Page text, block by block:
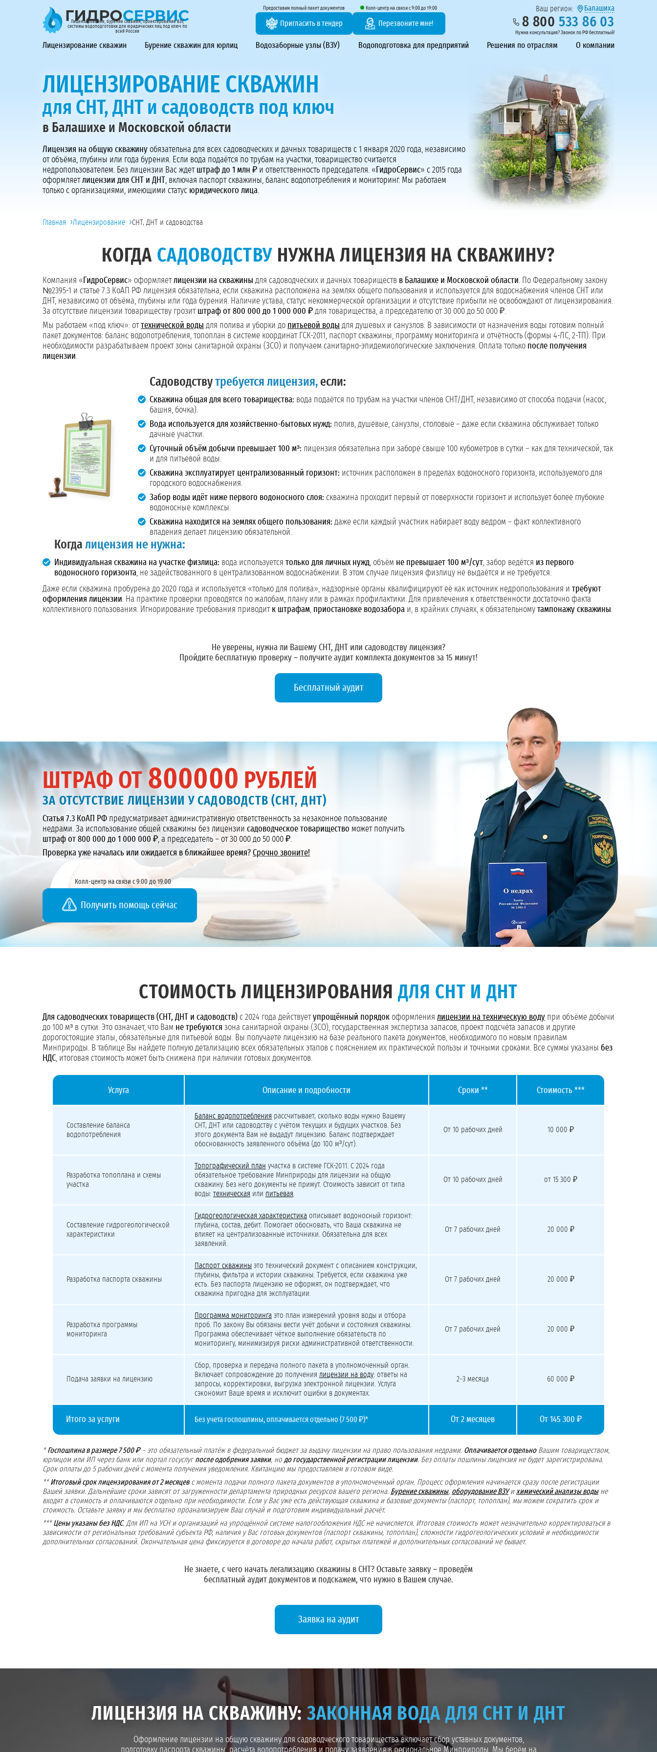
Лицензирование, бурение скважин, проектирование ВЗУ,
системы водоподготовки для юридических лиц под ключ по
всей России
Предоставим полный пакет документов
Пригласить в тендер
Колл-центр на связи с 9:00 до 19:00
Перезвоните мне!
Ваш регион: Балашиха
8 800 533 86 03
Нужна консультация? Звонок по РФ бесплатный!
ГидроСервис - лицензирование, бурение скважин, проектирование ВЗУ, системы водоподготовки
Лицензирование скважин Бурение скважин для юрлиц Водозаборные узлы (ВЗУ) Водоподготовка для предприятий Решения по отраслям О компании
ЛИЦЕНЗИРОВАНИЕ СКВАЖИН
для СНТ, ДНТ и садоводств под ключ
в Балашихе и Московской области
Лицензия на общую скважину обязательна для всех садоводческих и дачных товариществ с 1 января 2020 года, независимо
от объёма, глубины или года бурения. Если вода подаётся по трубам на участки, товарищество считается
недропользователем. Без лицензии Вас ждет штраф до 1 млн ₽ и ответственность председателя. « ГидроСервис» с 2015 года
оформляетлицензии для СНТ и ДНТ , включая паспорт скважины, баланс водопотребления и мониторинг. Мы работаем
только с организациями, имеющими статус юридического лица.
Пригласить в тендер
Колл-центр на связи с 9:00 до 19:00
Перезвоните нам
Главная ›Лицензирование ›СНТ, ДНТ и садоводства
КОГДА САДОВОДСТВУ НУЖНА ЛИЦЕНЗИЯ НА СКВАЖИНУ?
Компания « ГидроСервис» оформляетлицензии на скважины для садоводческих и дачных товариществ в Балашихе и Московской области. По Федеральному закону
№2395-1 и статье 7.3 КоАП РФ лицензия обязательна, если скважина расположена на землях общего пользования и используется для водоснабжения членов СНТ или
ДНТ, независимо от объёма, глубины или года бурения. Наличие устава, статус некоммерческой организации и отсутствие прибыли не освобождают от лицензирования.
За отсутствие лицензии товариществу грозит штраф от 800 000 до 1 000 000 ₽ для товарищества, а председателю от 30 000 до 50 000 ₽.
Мы работаем «под ключ»: оттехнической воды для полива и уборки до питьевой воды для душевых и санузлов. В зависимости от назначения воды готовим полный
пакет документов: баланс водопотребления, топоплан в системе координат ГСК-2011, паспорт скважины, программу мониторинга и отчётность (формы 4-ЛС, 2-ТП). При
необходимости разрабатываем проект зоны санитарной охраны (ЗСО) и получаем санитарно-эпидемиологические заключения. Оплата только после получения
лицензии.
Садоводствутребуется лицензия, если:
Скважина общая для всего товарищества: вода подаётся по трубам на участки членов СНТ/ДНТ, независимо от способа подачи (насос,
башня, бочка).
Вода используется для хозяйственно-бытовых нужд: полив, душевые, санузлы, столовые – даже если скважина обслуживает только
дачные участки.
Суточный объём добычи превышает 100 м³: лицензия обязательна при заборе свыше 100 кубометров в сутки – как для технической, так
и для питьевой воды.
Скважина эксплуатирует централизованный горизонт: источник расположен в пределах водоносного горизонта, используемого для
городского водоснабжения.
Забор воды идёт ниже первого водоносного слоя: скважина проходит первый от поверхности горизонт и использует более глубокие
водоносные комплексы.
Скважина находится на землях общего пользования: даже если каждый участник набирает воду ведром – факт коллективного
владения делает лицензию обязательной.
Когда лицензия не нужна:
Индивидуальная скважина на участке физлица: вода используется только для личных нужд, объём не превышает 100 м³/сут, забор ведётся из первого
водоносного горизонта, не задействованного в централизованном водоснабжении. В этом случае лицензия физлицу не выдаётся и не требуется.
Даже если скважина пробурена до 2020 года и используется «только для полива», надзорные органы квалифицируют её как источник недропользования и требуют
оформления лицензии. На практике проверки проводятся по жалобам, плану или в рамках профилактики. Для привлечения к ответственности достаточно факта
коллективного пользования. Игнорирование требования приводит к штрафам, приостановке водозабора и, в крайних случаях, к обязательному тампонажу скважины.
Не уверены, нужна ли Вашему СНТ, ДНТ или садоводству лицензия?
Пройдите бесплатную проверку – получите аудит комплекта документов за 15 минут!
Бесплатный аудит
ШТРАФ ОТ800000 РУБЛЕЙ
ЗА ОТСУТСТВИЕ ЛИЦЕНЗИИ У САДОВОДСТВ (СНТ, ДНТ)
Статья 7.3 КоАП РФ предусматривает административную ответственность за незаконное пользование
недрами. За использование общей скважины без лицензии садоводческое товарищество может получить
штраф от 800 000 до 1 000 000 ₽, а председатель – от 30 000 до 50 000 ₽.
Проверка уже началась или ожидается в ближайшее время? Срочно звоните!
Колл-центр на связи с 9:00 до 19:00
Получить помощь сейчас
СТОИМОСТЬ ЛИЦЕНЗИРОВАНИЯ ДЛЯ СНТ И ДНТ
Для садоводческих товариществ (СНТ, ДНТ и садоводств) с 2024 года действуетупрощённый порядок оформления лицензии на техническую воду при объёме добычи
до 100 м³ в сутки. Это означает, что Вам не требуются зона санитарной охраны (ЗСО), государственная экспертиза запасов, проект подсчёта запасов и другие
дорогостоящие этапы, обязательные для питьевой воды. Вы получаете лицензию на базе реального пакета документов, необходимого по новым правилам
Минприроды. В таблице Вы найдете полную детализацию всех обязательных этапов с пояснением их практической пользы и точными сроками. Все суммы указаны без
НДС, итоговая стоимость может быть снижена при наличии готовых документов.
Услуга Описание и подробности Сроки ** Стоимость ***
Составление баланса
водопотребления
Баланс водопотребления рассчитывает, сколько воды нужно Вашему
СНТ, ДНТ или садоводству с учётом текущих и будущих участков. Без
этого документа Вам не выдадут лицензию. Баланс подтверждает
обоснованность заявленного объёма (до 100 м³/сут).
От 10 рабочих дней 10 000 ₽
Разработка топоплана и схемы
участка
Топографический план участка в системе ГСК-2011. С 2024 года
обязательное требование Минприроды для лицензии на общую
скважину. Без него документы не примут. Стоимость зависит от типа
воды: техническая или питьевая
От 10 рабочих дней от 15 300 ₽
Составление гидрогеологической
характеристики
Гидрогеологическая характеристика описывает водоносный горизонт:
глубина, состав, дебит. Помогает обосновать, что Ваша скважина не
влияет на централизованные источники. Обязательна для всех
заявлений.
От 7 рабочих дней 20 000 ₽
Разработка паспорта скважины
Паспорт скважины это технический документ с описанием конструкции,
глубины, фильтра и истории скважины. Требуется, если скважина уже
есть. Без паспорта лицензию не оформят, он подтверждает, что
скважина пригодна для эксплуатации.
От 7 рабочих дней 20 000 ₽
Разработка программы
мониторинга
Программа мониторинга это план измерений уровня воды и отбора
проб. По закону Вы обязаны вести учёт добычи и состояния скважины.
Программа обеспечивает чёткое выполнение обязательств по
мониторингу, минимизируя риски административной ответственности.
От 7 рабочих дней 20 000 ₽
Подача заявки на лицензию
Сбор, проверка и передача полного пакета в уполномоченный орган.
Включает сопровождение до получения лицензии на воду: ответы на
запросы, корректировки, выгрузка электронной лицензии. Услуга
сэкономит Ваше время и исключит ошибки в документах.
2–3 месяца 60 000 ₽
Итого за услуги Без учета госпошлины, оплачивается отдельно (7 500 ₽)* От 2 месяцев От 145 300 ₽
*Госпошлина в размере 7 500 ₽– это обязательный платёж в федеральный бюджет за выдачу лицензии на право пользования недрами. Оплачивается отдельноВашим товариществом,
юрлицом или ИП через банк или портал госуслугпосле одобрения заявки, но до государственной регистрации лицензии. Без оплаты пошлины лицензия не будет зарегистрирована.
Срок оплаты до 5 рабочих дней с момента получения уведомления. Квитанцию мы предоставляем в готовом виде.
**Итоговый срок лицензирования от 2 месяцевс момента подачи полного пакета документов в уполномоченный орган. Процесс оформления начинается сразу после регистрации
Вашей заявки. Дальнейшие сроки зависят от загруженности департамента природных ресурсов вашего региона. Бурение скважины, оборудование ВЗУи химический анализы водыне
входят в стоимость и оплачиваются отдельно при необходимости. Если у Вас уже есть действующая скважина и базовые документы (паспорт, топоплан), мы можем сократить срок и
стоимость. Оставьте заявку и мы бесплатно проанализируем Ваш случай и подготовим индивидуальный расчёт.
***Цены указаны без НДС. Для ИП на УСН и организаций на упрощённой системе налогообложения НДС не начисляется. Итоговая стоимость может незначительно корректироваться в
зависимости от региональных требований субъекта РФ, наличия у Вас готовых документов (паспорт скважины, топоплан), сложности гидрогеологических условий и необходимости
дополнительных согласований. Окончательная цена фиксируется в договоре до начала работ, скрытых платежей и дополнительных согласований не бывает.
Не знаете, с чего начать легализацию скважины в СНТ? Оставьте заявку – проведём
бесплатный аудит документов и подскажем, что нужно в Вашем случае.
Заявка на аудит
ЛИЦЕНЗИЯ НА СКВАЖИНУ: ЗАКОННАЯ ВОДА ДЛЯ СНТ И ДНТ
Оформление лицензии на общую скважину для садоводческого товарищества включает сбор уставных документов,
подготовку паспорта скважины, расчёта водопотребления и подачу заявления в региональное Минприроды. Мы берём на